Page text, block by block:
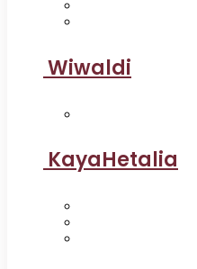
Wiwaldi
KayaHetalia